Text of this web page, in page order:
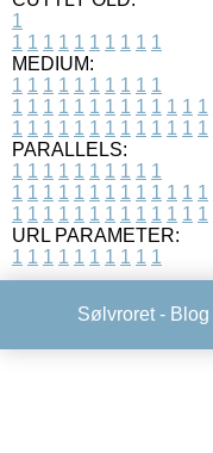
1
1 1 1 1 1 1 1 1 1 1
MEDIUM:
1 1 1 1 1 1 1 1 1 1
1 1 1 1 1 1 1 1 1 1 1 1 1
1 1 1 1 1 1 1 1 1 1 1 1 1
PARALLELS:
1 1 1 1 1 1 1 1 1 1
1 1 1 1 1 1 1 1 1 1 1 1 1
1 1 1 1 1 1 1 1 1 1 1 1 1
URL PARAMETER:
1 1 1 1 1 1 1 1 1 1
Sølvroret - Blog